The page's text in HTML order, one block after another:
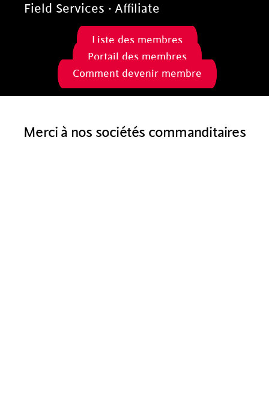
Field Services ·Affiliate
Liste des membres
Portail des membres
Comment devenir membre
Merci à nos sociétés commanditaires